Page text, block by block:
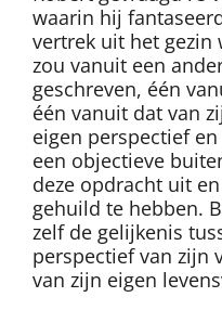
waarin hij
vertrek uit het gezin
zou vanuit een
geschreven, één
één vanuit dat van
eigen perspectief
een objectieve
deze opdracht uit
gehuild te hebben.
zelf de gelijkenis
perspectief van zijn
van zijn eigen